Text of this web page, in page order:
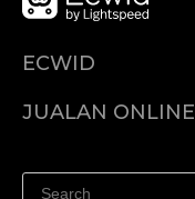
ECWID
Pusat Bantuan
JUALAN ONLINE
Jualan di Facebook